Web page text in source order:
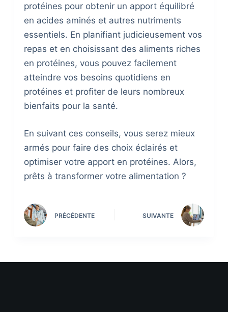
protéines pour obtenir un apport équilibré
en acides aminés et autres nutriments
essentiels. En planifiant judicieusement vos
repas et en choisissant des aliments riches
en protéines, vous pouvez facilement
atteindre vos besoins quotidiens en
protéines et profiter de leurs nombreux
bienfaits pour la santé.
En suivant ces conseils, vous serez mieux
armés pour faire des choix éclairés et
optimiser votre apport en protéines. Alors,
prêts à transformer votre alimentation ?
PRÉCÉDENTE SUIVANTE